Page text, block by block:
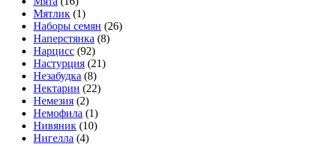
Мятлик (1)
Наборы семян (26)
Наперстянка (8)
Нарцисс (92)
Настурция (21)
Незабудка (8)
Нектарин (22)
Немезия (2)
Немофила (1)
Нивяник (10)
Нигелла (4)